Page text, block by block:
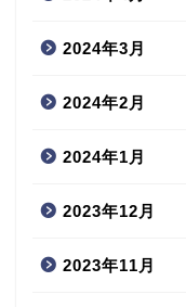
2024年3月
2024年2月
2024年1月
2023年12月
2023年11月